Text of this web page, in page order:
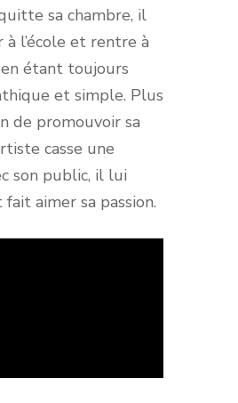
sa chambre, il
l’école et rentre à
en étant toujours
et simple. Plus
de promouvoir sa
casse une
son public, il lui
aimer sa passion.